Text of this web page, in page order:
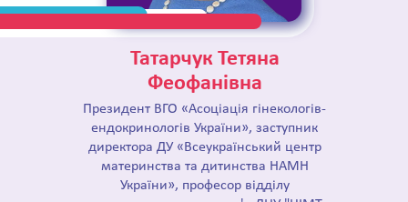
Президент ВГО «Асоціація гінекологів-
ендокринологів України», заступник
директора ДУ «Всеукраїнський центр
материнства та дитинства НАМН
України», професор відділу
Татарчук Тетяна
Феофанівна